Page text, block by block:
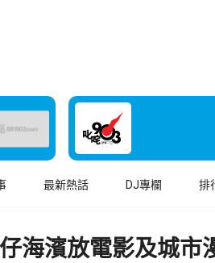
最新熱話 DJ專欄 排
海濱放電影及城